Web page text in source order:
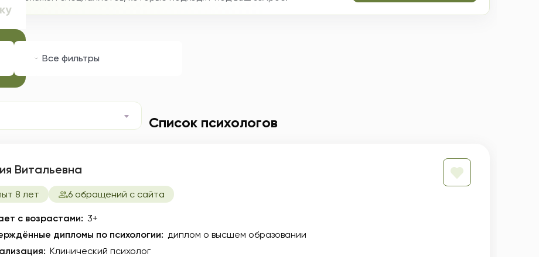
Клинический психолог
Запрос
Все фильтры
Список психологов
Витальевна
8 лет 6 обращений с сайта
с возрастами: 3+
дипломы по психологии: диплом о высшем образовании
Клинический психолог